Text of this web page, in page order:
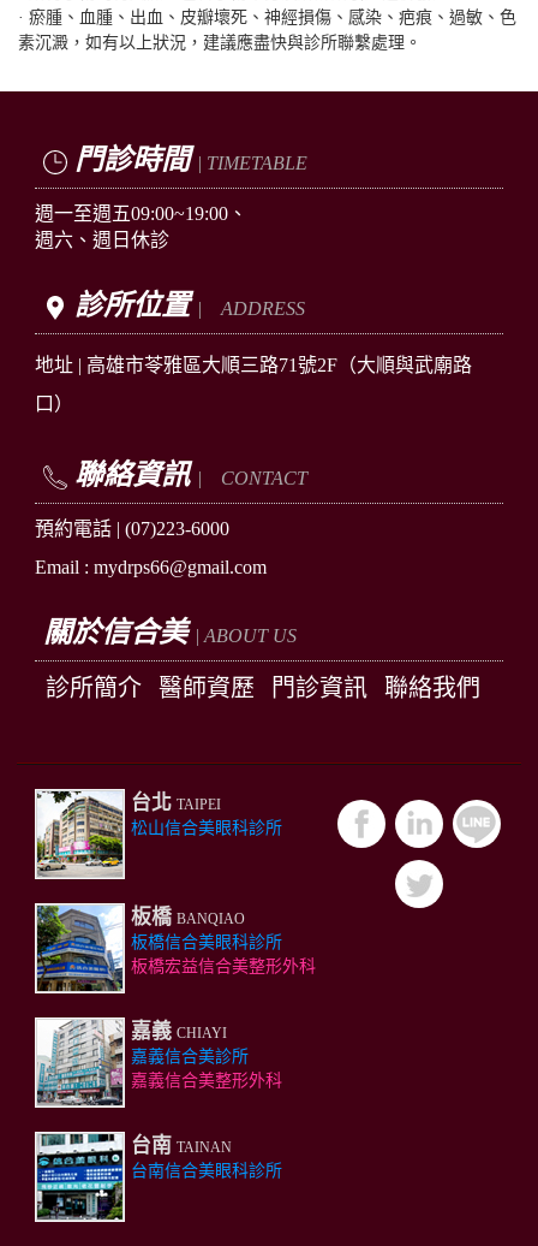
· 瘀腫、血腫、出血、皮瓣壞死、神經損傷、感染、疤痕、過敏、色
素沉澱，如有以上狀況，建議應盡快與診所聯繫處理。
門診時間 | TIMETABLE
週一至週五09:00~19:00、
週六、週日休診
診所位置 | ADDRESS
地址 | 高雄市苓雅區大順三路71號2F （大順與武廟路
口）
聯絡資訊 | CONTACT
預約電話 | (07)223-6000
Email : mydrps66@gmail.com
關於信合美 | ABOUT US
診所簡介 醫師資歷 門診資訊 聯絡我們
台北 TAIPEI
松山信合美眼科診所
板橋 BANQIAO
板橋信合美眼科診所
板橋宏益信合美整形外科
嘉義 CHIAYI
嘉義信合美診所
嘉義信合美整形外科
台南 TAINAN
台南信合美眼科診所